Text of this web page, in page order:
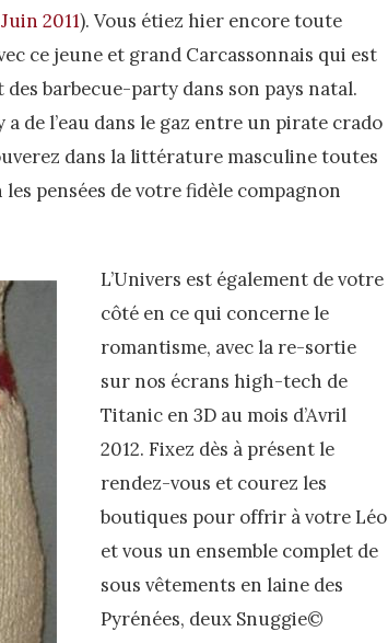
2011). Vous étiez hier encore toute
ce jeune et grand Carcassonnais qui est
barbecue-party dans son pays natal.
de l’eau dans le gaz entre un pirate crado
dans la littérature masculine toutes
pensées de votre fidèle compagnon
L’Univers est également de votre
côté en ce qui concerne le
romantisme, avec la re-sortie
sur nos écrans high-tech de
Titanic en 3D au mois d’Avril
2012. Fixez dès à présent le
rendez-vous et courez les
boutiques pour offrir à votre Léo
et vous un ensemble complet de
sous vêtements en laine des
Pyrénées, deux Snuggie©